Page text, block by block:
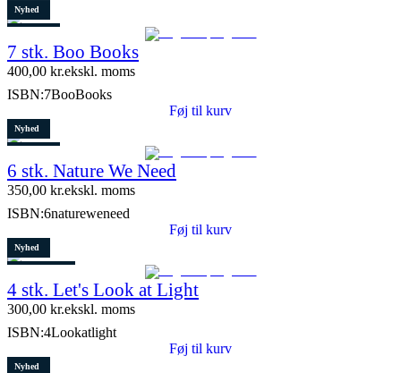
Nyhed
2 stk. tilbage
7 stk. Boo Books
400,00 kr.ekskl. moms
ISBN:7BooBooks
Føj til kurv
Nyhed
8 stk. tilbage
6 stk. Nature We Need
350,00 kr.ekskl. moms
ISBN:6natureweneed
Føj til kurv
Nyhed
4 stk. Let's Look at Light
300,00 kr.ekskl. moms
ISBN:4Lookatlight
Føj til kurv
Nyhed